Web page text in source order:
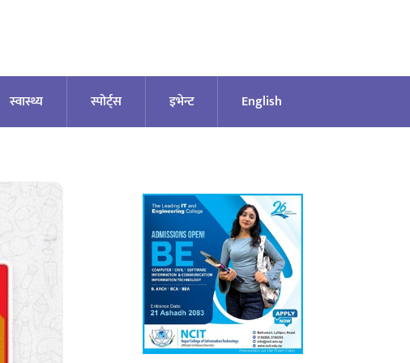
स्वास्थ्य स्पोर्ट्स इभेन्ट English